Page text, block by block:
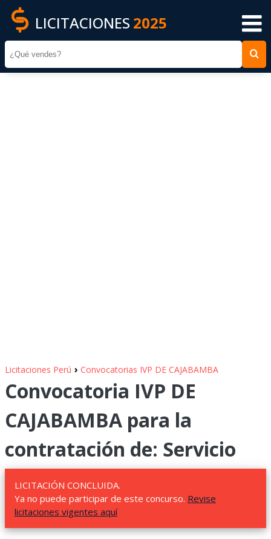
LICITACIONES 2025
Licitaciones Perú › Convocatorias IVP DE CAJABAMBA
Convocatoria IVP DE
CAJABAMBA para la
contratación de: Servicio
LICITACIÓN CONCLUIDA.
Ya no puede participar de este concurso. Revise
licitaciones vigentes aquí